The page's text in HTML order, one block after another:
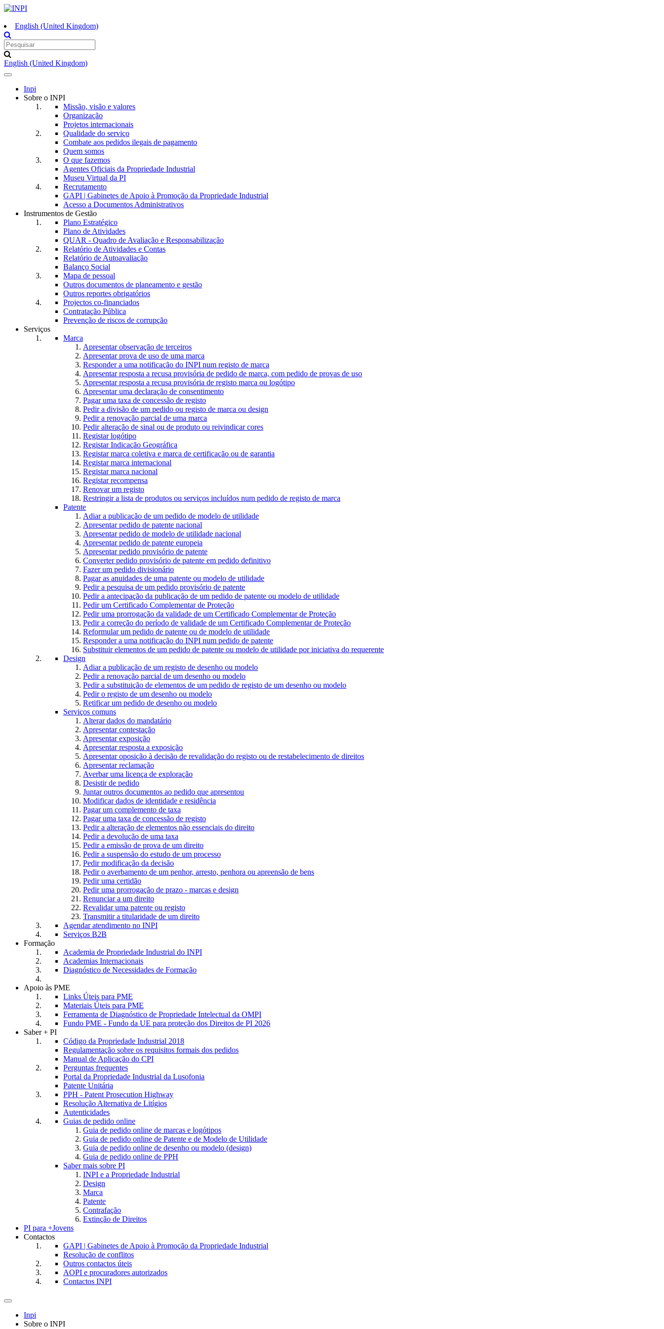
English (United Kingdom)
English (United Kingdom)
Toggle
navigation
Inpi
Sobre o INPI
Missão, visão e valores
Organização
Projetos internacionais
Qualidade do serviço
Combate aos pedidos ilegais de pagamento
Quem somos
O que fazemos
Agentes Oficiais da Propriedade Industrial
Museu Virtual da PI
Recrutamento
GAPI | Gabinetes de Apoio à Promoção da Propriedade Industrial
Acesso a Documentos Administrativos
Instrumentos de Gestão
Plano Estratégico
Plano de Atividades
QUAR - Quadro de Avaliação e Responsabilização
Relatório de Atividades e Contas
Relatório de Autoavaliação
Balanço Social
Mapa de pessoal
Outros documentos de planeamento e gestão
Outros reportes obrigatórios
Projectos co-financiados
Contratação Pública
Prevenção de riscos de corrupção
Serviços
Marca
Apresentar observação de terceiros
Apresentar prova de uso de uma marca
Responder a uma notificação do INPI num registo de marca
Apresentar resposta a recusa provisória de pedido de marca, com pedido de provas de uso
Apresentar resposta a recusa provisória de registo marca ou logótipo
Apresentar uma declaração de consentimento
Pagar uma taxa de concessão de registo
Pedir a divisão de um pedido ou registo de marca ou design
Pedir a renovação parcial de uma marca
Pedir alteração de sinal ou de produto ou reivindicar cores
Registar logótipo
Registar Indicação Geográfica
Registar marca coletiva e marca de certificação ou de garantia
Registar marca internacional
Registar marca nacional
Registar recompensa
Renovar um registo
Restringir a lista de produtos ou serviços incluídos num pedido de registo de marca
Patente
Adiar a publicação de um pedido de modelo de utilidade
Apresentar pedido de patente nacional
Apresentar pedido de modelo de utilidade nacional
Apresentar pedido de patente europeia
Apresentar pedido provisório de patente
Converter pedido provisório de patente em pedido definitivo
Fazer um pedido divisionário
Pagar as anuidades de uma patente ou modelo de utilidade
Pedir a pesquisa de um pedido provisório de patente
Pedir a antecipação da publicação de um pedido de patente ou modelo de utilidade
Pedir um Certificado Complementar de Proteção
Pedir uma prorrogação da validade de um Certificado Complementar de Proteção
Pedir a correção do período de validade de um Certificado Complementar de Proteção
Reformular um pedido de patente ou de modelo de utilidade
Responder a uma notificação do INPI num pedido de patente
Substituir elementos de um pedido de patente ou modelo de utilidade por iniciativa do requerente
Design
Adiar a publicação de um registo de desenho ou modelo
Pedir a renovação parcial de um desenho ou modelo
Pedir a substituição de elementos de um pedido de registo de um desenho ou modelo
Pedir o registo de um desenho ou modelo
Retificar um pedido de desenho ou modelo
Serviços comuns
Alterar dados do mandatário
Apresentar contestação
Apresentar exposição
Apresentar resposta a exposição
Apresentar oposição à decisão de revalidação do registo ou de restabelecimento de direitos
Apresentar reclamação
Averbar uma licença de exploração
Desistir de pedido
Juntar outros documentos ao pedido que apresentou
Modificar dados de identidade e residência
Pagar um complemento de taxa
Pagar uma taxa de concessão de registo
Pedir a alteração de elementos não essenciais do direito
Pedir a devolução de uma taxa
Pedir a emissão de prova de um direito
Pedir a suspensão do estudo de um processo
Pedir modificação da decisão
Pedir o averbamento de um penhor, arresto, penhora ou apreensão de bens
Pedir uma certidão
Pedir uma prorrogação de prazo - marcas e design
Renunciar a um direito
Revalidar uma patente ou registo
Transmitir a titularidade de um direito
Agendar atendimento no INPI
Serviços B2B
Formação
Academia de Propriedade Industrial do INPI
Academias Internacionais
Diagnóstico de Necessidades de Formação
Apoio às PME
Links Úteis para PME
Materiais Úteis para PME
Ferramenta de Diagnóstico de Propriedade Intelectual da OMPI
Fundo PME - Fundo da UE para proteção dos Direitos de PI 2026
Saber + PI
Código da Propriedade Industrial 2018
Regulamentação sobre os requisitos formais dos pedidos
Manual de Aplicação do CPI
Perguntas frequentes
Portal da Propriedade Industrial da Lusofonia
Patente Unitária
PPH - Patent Prosecution Highway
Resolução Alternativa de Litígios
Autenticidades
Guias de pedido online
Guia de pedido online de marcas e logótipos
Guia de pedido online de Patente e de Modelo de Utilidade
Guia de pedido online de desenho ou modelo (design)
Guia de pedido online de PPH
Saber mais sobre PI
INPI e a Propriedade Industrial
Design
Marca
Patente
Contrafação
Extinção de Direitos
PI para +Jovens
Contactos
GAPI | Gabinetes de Apoio à Promoção da Propriedade Industrial
Resolução de conflitos
Outros contactos úteis
AOPI e procuradores autorizados
Contactos INPI
Toggle
navigation
Inpi
Sobre o INPI